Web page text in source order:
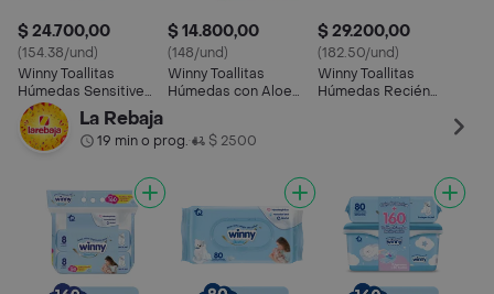
$ 24.700,00
(154.38/und)
Winny Toallitas
Húmedas Sensitive
Recién Nacido
$ 14.800,00
(148/und)
Winny Toallitas
Húmedas con Aloe
$ 29.200,00
(182.50/und)
Winny Toallitas
Húmedas Recién
La Rebaja
19 min o prog.• $ 2500